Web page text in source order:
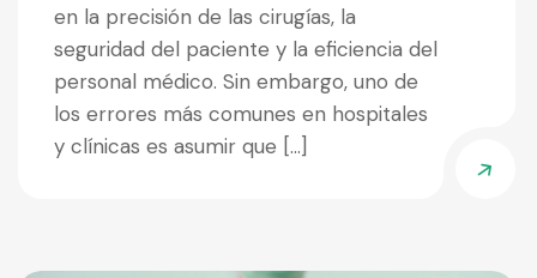
en la precisión de las cirugías, la
seguridad del paciente y la eficiencia del
personal médico. Sin embargo, uno de
los errores más comunes en hospitales
y clínicas es asumir que […]